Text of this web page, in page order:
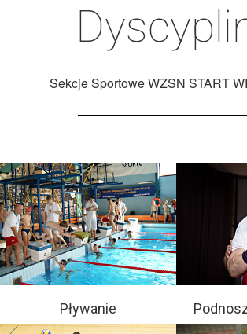
Sekcje Sportowe WZSN START
Pływanie